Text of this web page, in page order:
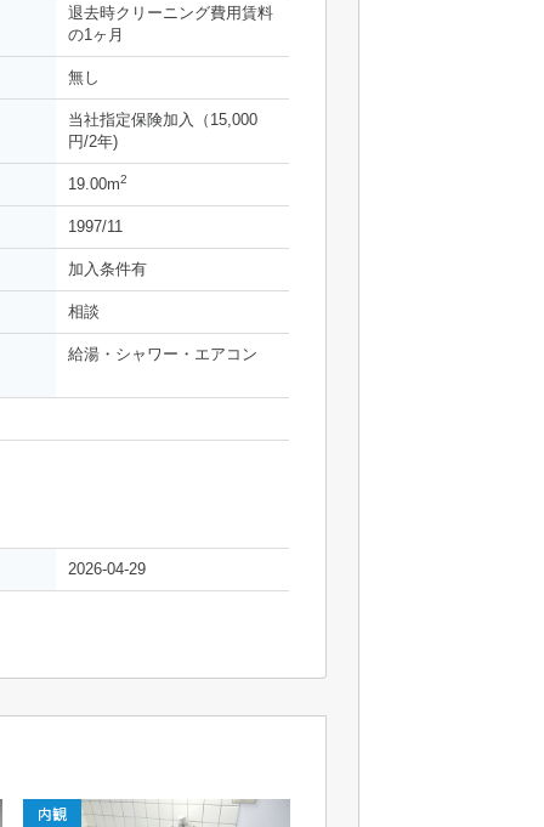
退去時クリーニング費用賃料
の1ヶ月
無し
当社指定保険加入（15,000
円/2年)
19.00m2
1997/11
加入条件有
相談
給湯・シャワー・エアコン
2026-04-29
内観